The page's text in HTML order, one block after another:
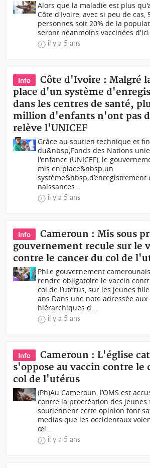
Alors que la maladie est plus
Côte d'Ivoire, avec si peu de cas,
personnes soit 20% de la
seront néanmoins vaccinées
il y a 5 ans
Info
Côte d'Ivoire : Malgré
place d'un système
dans les centres de santé,
million d'enfants n'ont pas
relève l'UNICEF
Grâce au soutien technique et
du&nbsp;Fonds des Nations
l'enfance (UNICEF), le
mis en place&nbsp;un
système&nbsp;d’enregistrement
naissances...
il y a 5 ans
Info
Cameroun : Mis sous
gouvernement recule sur le
contre le cancer du col de
PhLe gouvernement
rendre obligatoire le vaccin
col de l’utérus, sur les jeunes
ans.Dans une note adressée aux
hiérarchiques d...
il y a 5 ans
Info
Cameroun : L'église
s'oppose au vaccin contre le
col de l'utérus
(Ph)Au Cameroun, l’OMS est
contre la procréation des jeunes
soutiennent cette opinion font
medias que les occidentaux
œi...
il y a 5 ans